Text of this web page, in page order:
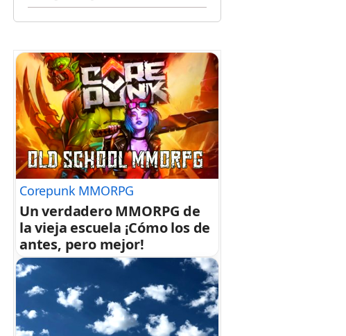
Corepunk MMORPG
Un verdadero MMORPG de
la vieja escuela ¡Cómo los de
antes, pero mejor!